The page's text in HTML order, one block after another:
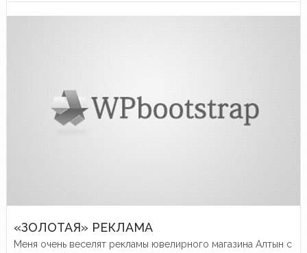
«ЗОЛОТАЯ» РЕКЛАМА
Меня очень веселят рекламы ювелирного магазина Алтын с